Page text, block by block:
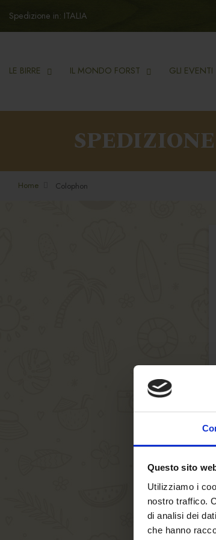
Questo sito
Utilizziamo i
nostro traffico.
di analisi dei
che hanno
Spedizione in: ITALIA
LE BIRRE IL MONDO FORST GLI EVENTI
Home Colophon